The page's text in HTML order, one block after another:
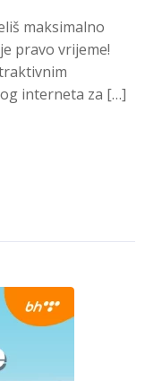
maksimalno
pravo vrijeme!
interneta za […]